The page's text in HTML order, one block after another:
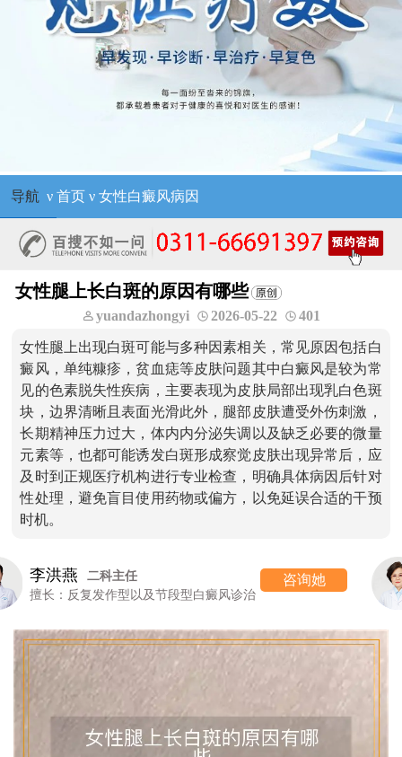
导航 ν 首页ν 女性白癜风病因
女性腿上长白斑的原因有哪些
yuandazhongyi 2026-05-22 401
女性腿上出现白斑可能与多种因素相关，常见原因包括白
癜风，单纯糠疹，贫血痣等皮肤问题其中白癜风是较为常
见的色素脱失性疾病，主要表现为皮肤局部出现乳白色斑
块，边界清晰且表面光滑此外，腿部皮肤遭受外伤刺激，
长期精神压力过大，体内内分泌失调以及缺乏必要的微量
元素等，也都可能诱发白斑形成察觉皮肤出现异常后，应
及时到正规医疗机构进行专业检查，明确具体病因后针对
性处理，避免盲目使用药物或偏方，以免延误合适的干预
时机。
咨询她
七科主任
擅长：女性/颜面型白癜风的诊治